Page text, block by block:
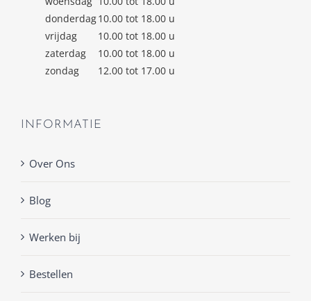
donderdag10.00 tot 18.00 u
vrijdag
10.00 tot 18.00 u
zaterdag
10.00 tot 18.00 u
zondag
12.00 tot 17.00 u
INFORMATIE
Over Ons
Blog
Werken bij
Bestellen